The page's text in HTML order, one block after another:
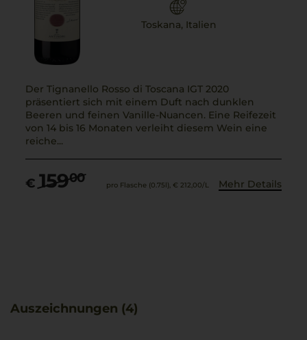
Toskana, Italien
Der Tignanello Rosso di Toscana IGT 2020
präsentiert sich mit einem Duft nach dunklen
Beeren und feinen Vanille-Nuancen. Eine Reifezeit
von 14 bis 16 Monaten verleiht diesem Wein eine
reiche...
€ 15900 pro Flasche (0.75l), € 212,00/L Mehr Details
Auszeichnungen (4)